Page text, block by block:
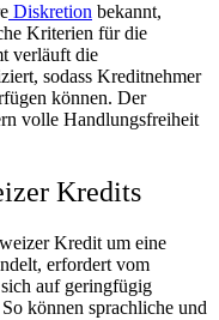
Diskretion bekannt,
Kriterien für die
verläuft die
sodass Kreditnehmer
können. Der
volle Handlungsfreiheit
Kredits
Kredit um eine
erfordert vom
auf geringfügig
können sprachliche und